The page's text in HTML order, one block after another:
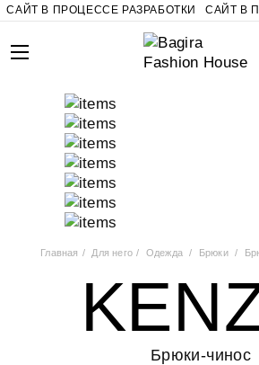
САЙТ В ПРОЦЕССЕ РАЗРАБОТКИ САЙТ В
Главная Для него Одежда Брюки
Брюки-чинос